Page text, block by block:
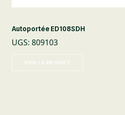
Autoportée ED108SDH
UGS: 809103
VOIR LE PRODUIT